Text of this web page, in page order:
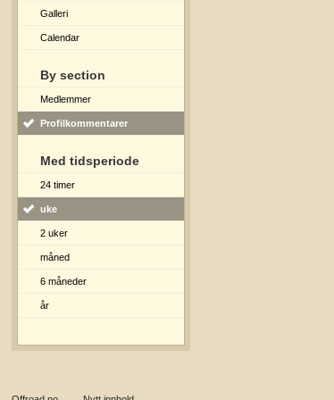
Galleri
Calendar
By section
Medlemmer
Profilkommentarer
Med tidsperiode
24 timer
uke
2 uker
måned
6 måneder
år